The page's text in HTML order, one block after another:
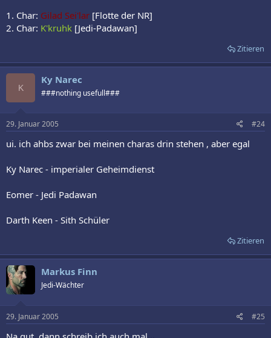
1. Char: Gilad Sei'lar [Flotte der NR]
2. Char: K'kruhk [Jedi-Padawan]
Zitieren
K
Ky Narec
###nothing usefull###
29. Januar 2005 #24
ui. ich ahbs zwar bei meinen charas drin stehen , aber egal
Ky Narec - imperialer Geheimdienst
Eomer - Jedi Padawan
Darth Keen - Sith Schüler
Zitieren
Markus Finn
Jedi-Wächter
29. Januar 2005 #25